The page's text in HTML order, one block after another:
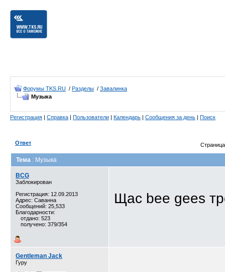
Форумы TKS.RU / Разделы / Завалинка
Музыка
Регистрация | Справка | Пользователи | Календарь | Сообщения за день | Поиск
Ответ
Тема : Музыка
BCG
Заблокирован
Регистрация: 12.09.2013
Адрес: Саванна
Сообщений: 25,533
Благодарности:
отдано: 523
получено: 379/354
Щас bee gees
Gentleman Jack
Гуру